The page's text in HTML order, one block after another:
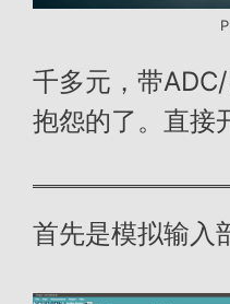
千多元，带
抱怨的了。直接
首先是模拟输入